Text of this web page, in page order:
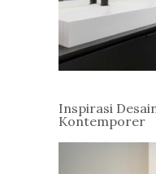
Inspirasi
Kontemporer